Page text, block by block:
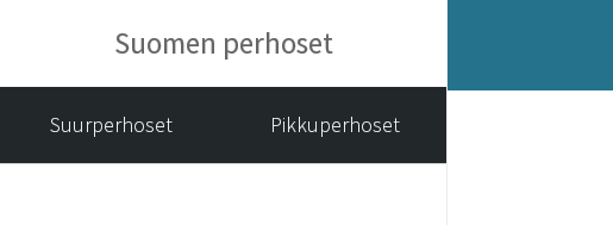
Suomen perhoset
Suurperhoset Pikkuperhoset